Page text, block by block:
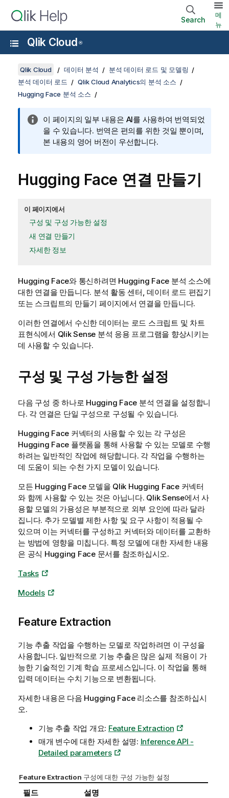
Search
메
뉴
Qlik Cloud ®
Qlik Cloud 데이터 분석
분석 데이터 로드 및 모델링
분석 데이터 로드
Qlik Cloud Analytics의 분석 소스
Hugging Face 분석 소스
이 페이지의 일부 내용은 AI를 사용하여 번역되었
을 수 있습니다. 번역은 편의를 위한 것일 뿐이며,
본 내용의 영어 버전이 우선합니다.
Hugging Face 연결 만들기
이 페이지에서
구성 및 구성 가능한 설정
새 연결 만들기
자세한 정보
Hugging Face와 통신하려면 Hugging Face 분석 소스에
대한 연결을 만듭니다. 분석 활동 센터,데이터 로드 편집기
또는 스크립트의 만들기 페이지에서 연결을 만듭니다.
이러한 연결에서 수신한 데이터는 로드 스크립트 및 차트
표현식에서 Qlik Sense 분석 응용 프로그램을 향상시키는
데 사용할 수 있습니다.
구성 및 구성 가능한 설정
다음 구성 중 하나로 Hugging Face 분석 연결을 설정합니
다. 각 연결은 단일 구성으로 구성될 수 있습니다.
Hugging Face 커넥터의 사용할 수 있는 각 구성은
Hugging Face 플랫폼을 통해 사용할 수 있는 모델로 수행
하려는 일반적인 작업에 해당합니다. 각 작업을 수행하는
데 도움이 되는 수천 가지 모델이 있습니다.
모든 Hugging Face모델을 Qlik Hugging Face커넥터
와 함께 사용할 수 있는 것은 아닙니다. Qlik Sense에서 사
용할 모델의 가용성은 부분적으로 외부 요인에 따라 달라
집니다. 추가 모델별 제한 사항 및 요구 사항이 적용될 수
있으며 이는 커넥터를 구성하고 커넥터와 데이터를 교환하
는 방법에 영향을 미칩니다. 특정 모델에 대한 자세한 내용
은 공식 Hugging Face문서를 참조하십시오.
Tasks
Models
Feature Extraction
기능 추출 작업을 수행하는 모델로 작업하려면 이 구성을
사용합니다. 일반적으로 기능 추출은 많은 실제 적용이 가
능한 기술적인 기계 학습 프로세스입니다. 이 작업을 통해
입력 데이터는 수치 기능으로 변환됩니다.
자세한 내용은 다음 Hugging Face리소스를 참조하십시
오.
기능 추출 작업 개요: Feature Extraction
매개 변수에 대한 자세한 설명: Inference API -
Detailed parameters
Feature Extraction 구성에 대한 구성 가능한 설정
필드 설명